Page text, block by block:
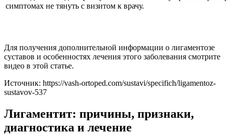
симптомах не тянуть с визитом к врачу.
Для получения дополнительной информации о лигаментозе
суставов и особенностях лечения этого заболевания смотрите
видео в этой статье.
Источник: https://vash-ortoped.com/sustavi/specifich/ligamentoz-
sustavov-537
Лигаментит: причины, признаки,
диагностика и лечение